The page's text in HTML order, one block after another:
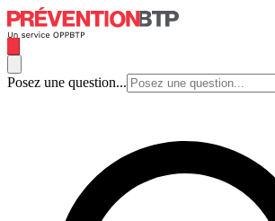
Posez une question...